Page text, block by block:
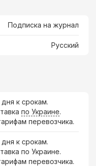
Подписка на журнал
Русский
дня к срокам.
по Украине.
перевозчика.
дня к срокам.
по Украине.
перевозчика.